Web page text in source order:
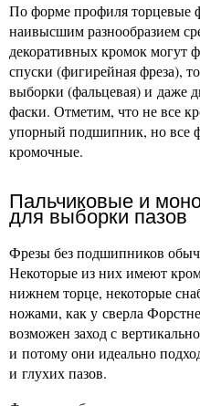
По форме профиля торцевые
наивысшим разнообразием
декоративных кромок могут
спуски (фигирейная фреза),
выборки (фальцевая) и даже
фаски. Отметим, что не все
упорный подшипник, но
кромочные.
Пальчиковые и
для выборки пазов
Фрезы без подшипников
Некоторые из них имеют
нижнем торце, некоторые
ножами, как у сверла
возможен заход с
и потому они идеально
и глухих пазов.